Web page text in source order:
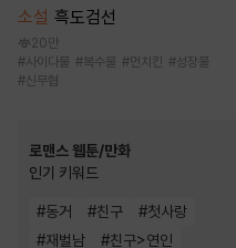
소설 흑도검선
20만
#사이다물 #복수물 #먼치킨 #성장물
#신무협
로맨스 웹툰/만화
인기 키워드
#동거 #친구 #첫사랑
#재벌남 #친구>연인